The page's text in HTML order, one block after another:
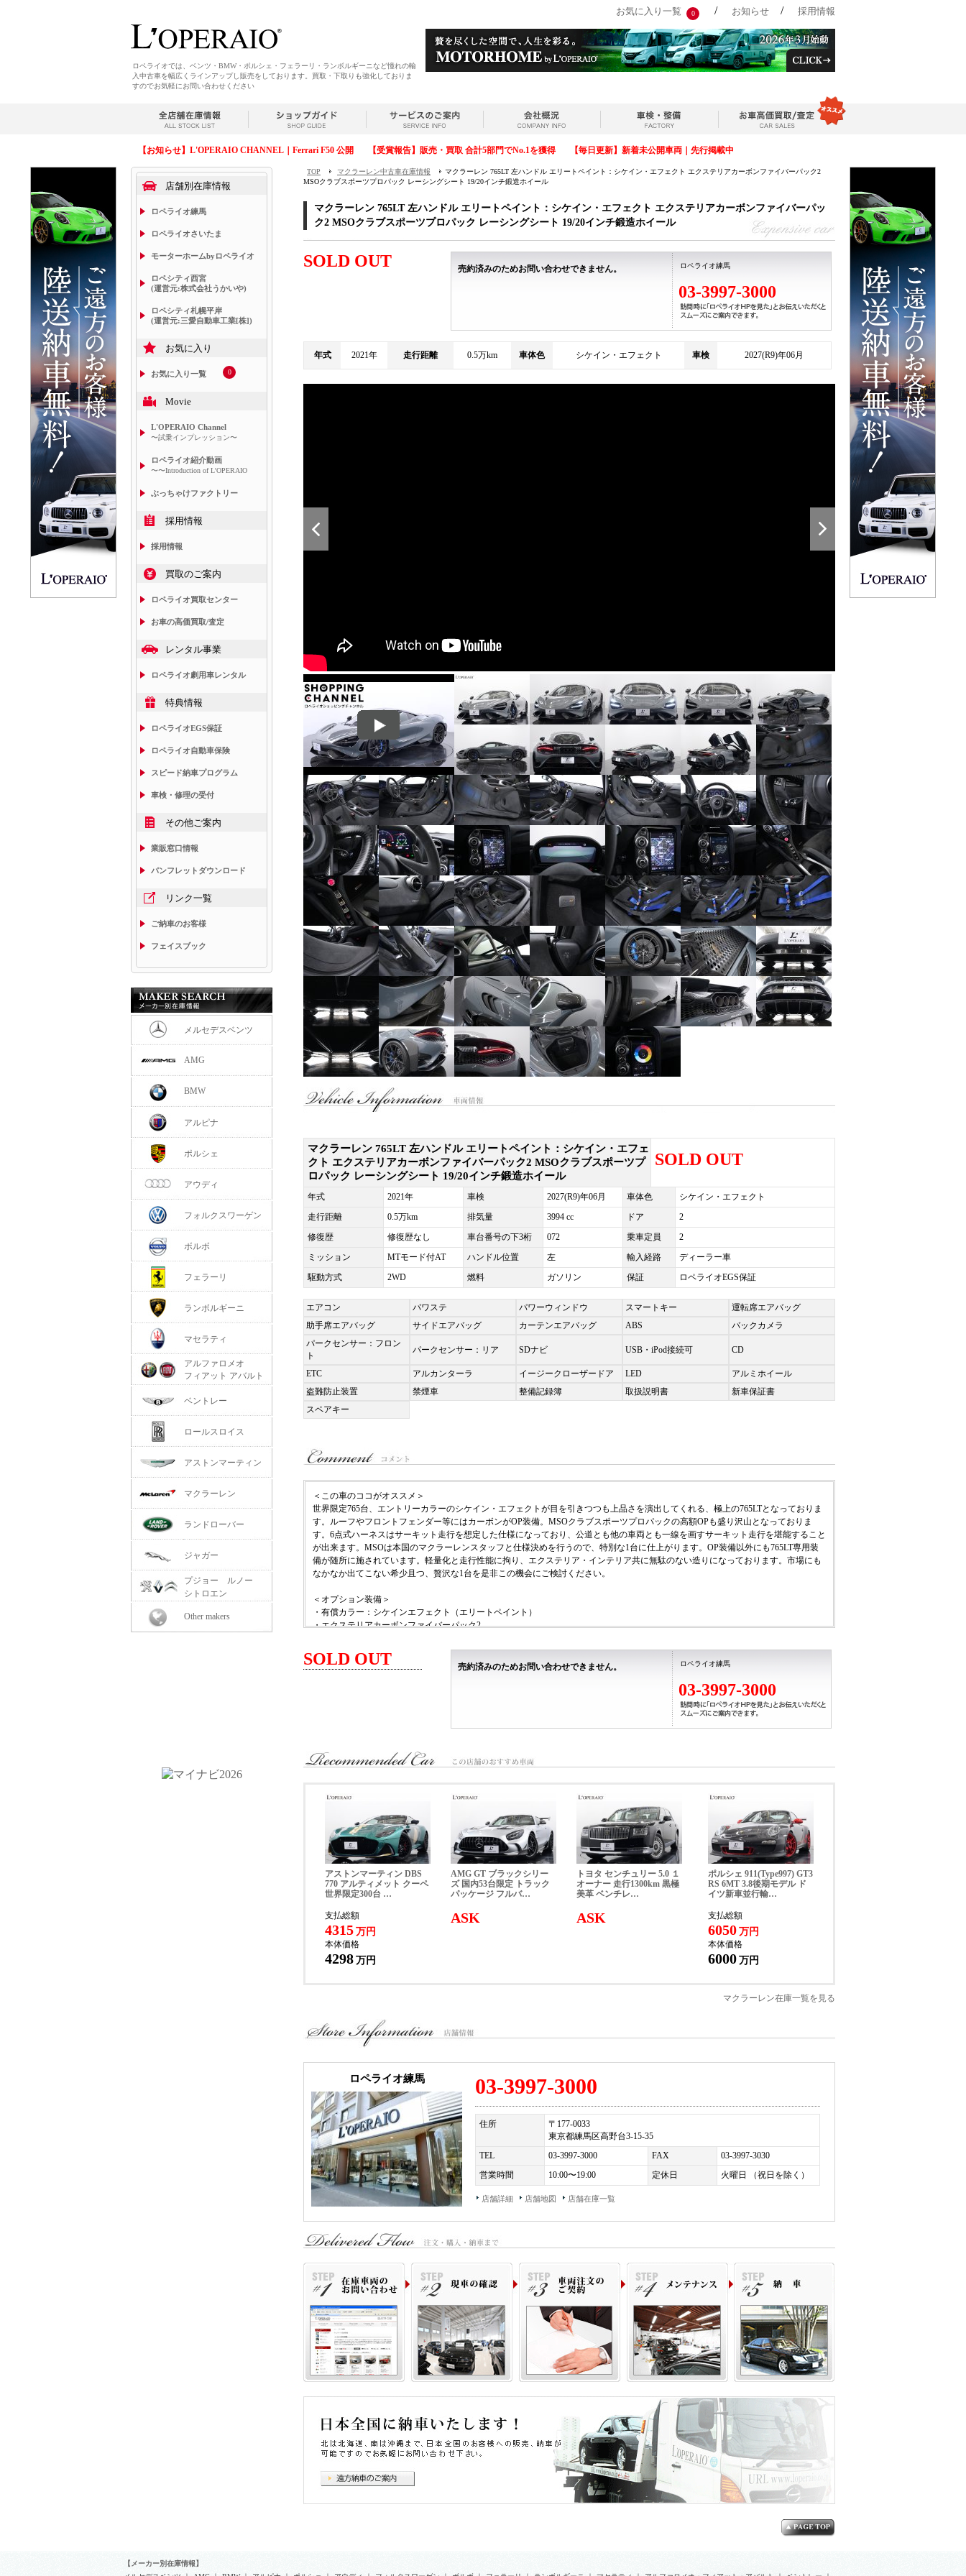
お気に入り一覧 0 / お知らせ / 採用情報
ロペライオでは、ベンツ・BMW・ポルシェ・フェラーリ・ランボルギーニなど憧れの輸
入中古車を幅広くラインアップし販売をしております。買取・下取りも強化しておりま
すのでお気軽にお問い合わせください
【お知らせ】L'OPERAIO CHANNEL｜Ferrari F50 公開 【受賞報告】販売・買取 合計5部門でNo.1を獲得 【毎日更新】新着未公開車両｜先行掲載中
TOP マクラーレン中古車在庫情報
マクラーレン 765LT 左ハンドル エリートペイント：シケイン・エフェクト エクステリアカーボンファイバーパック2
MSOクラブスポーツプロパック レーシングシート 19/20インチ鍛造ホイール
マクラーレン 765LT 左ハンドル エリートペイント：シケイン・エフェクト エクステリアカーボンファイバーパッ
ク2 MSOクラブスポーツプロパック レーシングシート 19/20インチ鍛造ホイール
SOLD OUT 売約済みのためお問い合わせできません。 ロペライオ練馬
03-3997-3000
年式 2021年 走行距離 0.5万km 車体色 シケイン・エフェクト 車検 2027(R9)年06月
マクラーレン 765LT 左ハンドル エリートペイント：シケイン・エフェ
クト エクステリアカーボンファイバーパック2 MSOクラブスポーツプ
ロパック レーシングシート 19/20インチ鍛造ホイール
SOLD OUT
年式 2021年 車検 2027(R9)年06月 車体色
シケイン・エフェクト
走行距離
0.5万km 排気量 3994 cc ドア
2
修復歴
修復歴なし 車台番号の下3桁 072 乗車定員
2
ミッション
MTモード付AT ハンドル位置 左 輸入経路
ディーラー車
駆動方式
2WD 燃料 ガソリン 保証 ロペライオEGS保証
エアコン パワステ パワーウィンドウ スマートキー
運転席エアバッグ
助手席エアバッグ
サイドエアバッグ カーテンエアバッグ ABS
バックカメラ
パークセンサー：フロン
ト
パークセンサー：リア SDナビ USB・iPod接続可 CD
ETC アルカンターラ イージークローザードア LED
アルミホイール
盗難防止装置
禁煙車 整備記録簿 取扱説明書
新車保証書
スペアキー
＜この車のココがオススメ＞
世界限定765台、エントリーカラーのシケイン・エフェクトが目を引きつつも上品さを演出してくれる、極上の765LTとなっておりま
す。ルーフやフロントフェンダー等にはカーボンがOP装備。MSOクラブスポーツプロパックの高額OPも盛り沢山となっておりま
す。6点式ハーネスはサーキット走行を想定した仕様になっており、公道とも他の車両とも一線を画すサーキット走行を堪能すること
が出来ます。MSOは本国のマクラーレンスタッフと仕様決めを行うので、特別な1台に仕上がります。OP装備以外にも765LT専用装
備が随所に施されています。軽量化と走行性能に拘り、エクステリア・インテリア共に無駄のない造りになっております。市場にも
なかなか出てこない希少且つ、贅沢な1台を是非この機会にご検討ください。
＜オプション装備＞
・有償カラー：シケインエフェクト（エリートペイント）
・エクステリアカーボンファイバーパック2
-グロスフィニッシュカーボンファイバーサイドスカート
-グロスフィニッシュカーボンファイバーリアバンパーロワー
-アップグレードトラックブレーキ
-サテンフィニッシュカーボンファイバーエアベント
-ダークチタニウムハーネスバー
・MSOサテンカーボンファイバーエクステンデッドシルトリム
・ステルスフィニッシュホイール（765LTレーザーエッチング）
・MSOディファインドサテンカーボンファイバーステアリングホイール
・ブランド・フロア・マットセット
・カラードシートベルト
・Bowers & Wilkinsオーディオシステム（12スピーカー）※無償オプション
・By McLaren アルカンターラ インテリア
・アズールブルーキャリパー
・エアコン ※無償オプション
・ビークルリフト
・パーキングセンサー（フロント、リア）
・バックカメラ
・ETC車載器
・専用カーボンファイバーフロントバンパー/スプリッター
・専用カーボンファイバーフロントフロア
・専用カーボンファイバーサイドスカート
・専用カーボンファイバーリアバンパー/ディフューザー
・専用カーボンファイバーアクティブリアウィング
・専用カーボンセラミックディスクブレーキ
・専用スプリング/ダンパー
・専用プロアクティブシャシーコントロールIIサスペンションソフトウェア
・専用ギアレシオトランスミッション
・専用エンジン
-専用鍛造アルミピストン
-レイヤーヘッドガスケット
-カーボンコーティングバルブトレイン
-専用燃料ポンプ/オイルポンプ
-専用エンジンマネジメントシステム
・フルチタンスポーツエキゾーストシステム
・軽量ガラス/ポリカーボネートガラス
・カーボンファイバーレーシングシート
・カーボンファイバーパドルシフト
・カーボンファイバーセンタートンネル
・カーボンファイバーフロアパネル
＜主要諸元＞
4.0L V型8気筒DOHCツインターボ、765ps/81.6kgm、全長×全幅×全高mm 4600×1930×1193mm、車両重量 1388kg(DIN)
＜税込新車価格＞
『ロペライオ独自の「Ｓ．Ｎ．Ｐ」をご用意！ご購入車両を、その日に直ぐに乗ってお帰りいただけます。詳細はお問い合わせくだ
さい！』
株式会社 ロペライオ
１７７－００３３ 東京都練馬区高野台３−１５−３５
SOLD OUT 売約済みのためお問い合わせできません。 ロペライオ練馬
03-3997-3000
アストンマーティン DBS
770 アルティメット クーペ
世界限定300台 …
支払総額
4315 万円
本体価格
4298 万円
AMG GT ブラックシリー
ズ 国内53台限定 トラック
パッケージ フルバ…
ASK
トヨタ センチュリー 5.0 １
オーナー 走行1300km 黒極
美革 ベンチレ…
ASK
ポルシェ 911(Type997) GT3
RS 6MT 3.8後期モデル ド
イツ新車並行輸…
支払総額
6050 万円
本体価格
6000 万円
マクラーレン在庫一覧を見る
ロペライオ練馬 03-3997-3000
住所
〒177-0033
東京都練馬区高野台3-15-35
TEL
03-3997-3000 FAX
03-3997-3030
営業時間
10:00〜19:00 定休日 火曜日 （祝日を除く）
店舗詳細 店舗地図 店舗在庫一覧
店舗別在庫情報
ロペライオ練馬
ロペライオさいたま
モーターホームbyロペライオ
ロペシティ西宮
(運営元:株式会社うかいや)
ロペシティ札幌平岸
(運営元:三愛自動車工業[株])
お気に入り
お気に入り一覧 0
Movie
L'OPERAIO Channel
〜試乗インプレッション〜
ロペライオ紹介動画
〜〜Introduction of L'OPERAIO
ぶっちゃけファクトリー
採用情報
採用情報
買取のご案内
ロペライオ買取センター
お車の高価買取/査定
レンタル事業
ロペライオ劇用車レンタル
特典情報
ロペライオEGS保証
ロペライオ自動車保険
スピード納車プログラム
車検・修理の受付
その他ご案内
業販窓口情報
パンフレットダウンロード
リンク一覧
ご納車のお客様
フェイスブック
メルセデスベンツ
AMG
BMW
アルピナ
ポルシェ
アウディ
フォルクスワーゲン
ボルボ
フェラーリ
ランボルギーニ
マセラティ
アルファロメオ
フィアット アバルト
ベントレー
ロールスロイス
アストンマーティン
マクラーレン
ランドローバー
ジャガー
プジョー ルノー
シトロエン
Other makers
【メーカー別在庫情報】